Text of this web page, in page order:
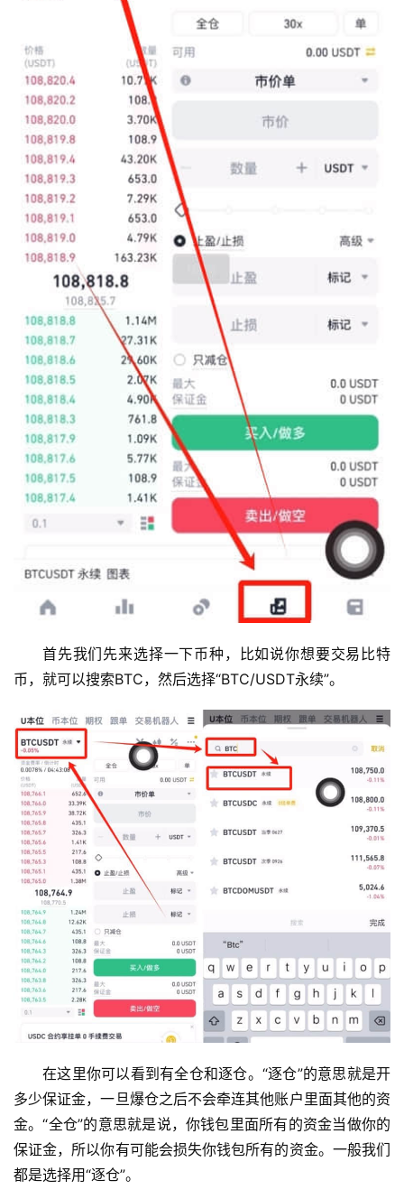
首先我们先来选择一下币种，比如说你想要交易比特
币，就可以搜索BTC，然后选择“BTC/USDT永续”。
在这里你可以看到有全仓和逐仓。“逐仓”的意思就是开
多少保证金，一旦爆仓之后不会牵连其他账户里面其他的资
金。“全仓”的意思就是说，你钱包里面所有的资金当做你的
保证金，所以你有可能会损失你钱包所有的资金。一般我们
都是选择用“逐仓”。